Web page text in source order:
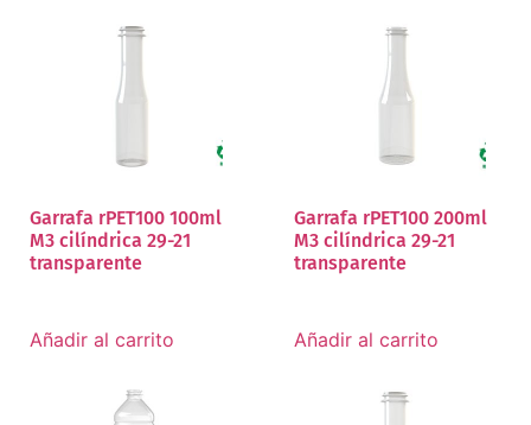
Garrafa rPET100 100ml
M3 cilíndrica 29-21
transparente
Añadir al carrito
Garrafa rPET100 200ml
M3 cilíndrica 29-21
transparente
Añadir al carrito